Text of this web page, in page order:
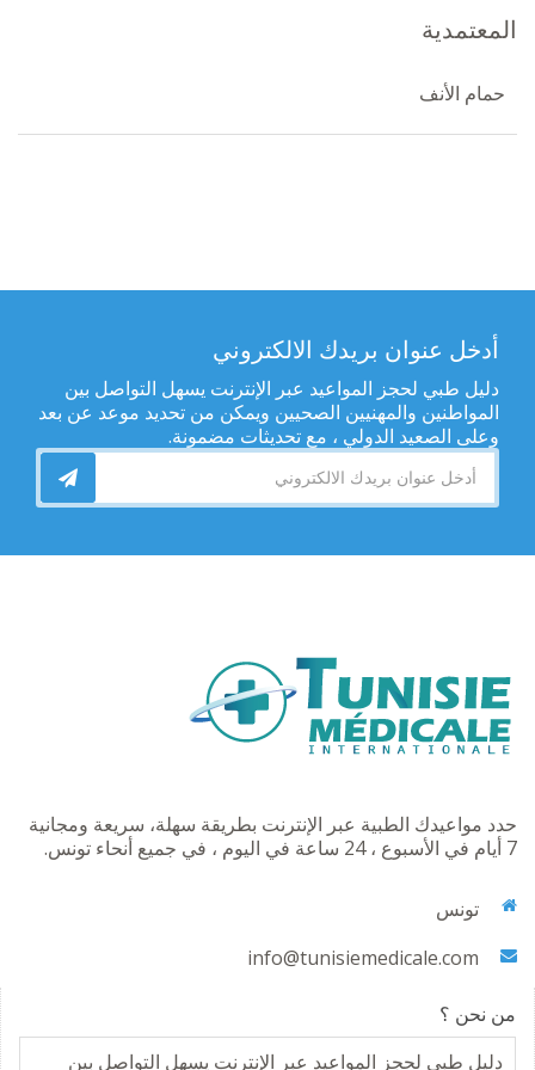
المعتمدية
حمام الأنف
أدخل عنوان بريدك الالكتروني
دليل طبي لحجز المواعيد عبر الإنترنت يسهل التواصل بين
المواطنين والمهنيين الصحيين ويمكن من تحديد موعد عن بعد
وعلى الصعيد الدولي ، مع تحديثات مضمونة.
حدد مواعيدك الطبية عبر الإنترنت بطريقة سهلة، سريعة ومجانية
7 أيام في الأسبوع ، 24 ساعة في اليوم ، في جميع أنحاء تونس.
تونس
info@tunisiemedicale.com
من نحن ؟
دليل طبي لحجز المواعيد عبر الإنترنت يسهل التواصل بين